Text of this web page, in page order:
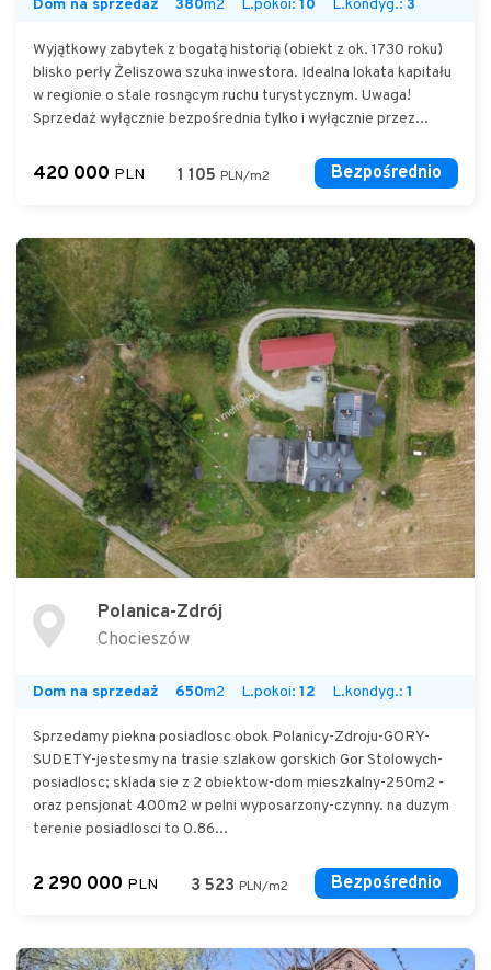
Dom na sprzedaż 380m2 L.pokoi: 10 L.kondyg.: 3
Wyjątkowy zabytek z bogatą historią (obiekt z ok. 1730 roku)
blisko perły Żeliszowa szuka inwestora. Idealna lokata kapitału
w regionie o stale rosnącym ruchu turystycznym. Uwaga!
Sprzedaż wyłącznie bezpośrednia tylko i wyłącznie przez...
420 000 PLN 1 105 PLN/m2 Bezpośrednio
Polanica-Zdrój
Chocieszów
Dom na sprzedaż 650m2 L.pokoi: 12 L.kondyg.: 1
Sprzedamy piekna posiadlosc obok Polanicy-Zdroju-GORY-
SUDETY-jestesmy na trasie szlakow gorskich Gor Stolowych-
posiadlosc; sklada sie z 2 obiektow-dom mieszkalny-250m2 -
oraz pensjonat 400m2 w pelni wyposarzony-czynny. na duzym
terenie posiadlosci to 0.86...
2 290 000 PLN 3 523 PLN/m2 Bezpośrednio